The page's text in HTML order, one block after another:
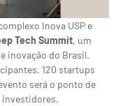
Inova USP e
Tech Summit, um
inovação do Brasil.
120 startups
será o ponto de
investidores,